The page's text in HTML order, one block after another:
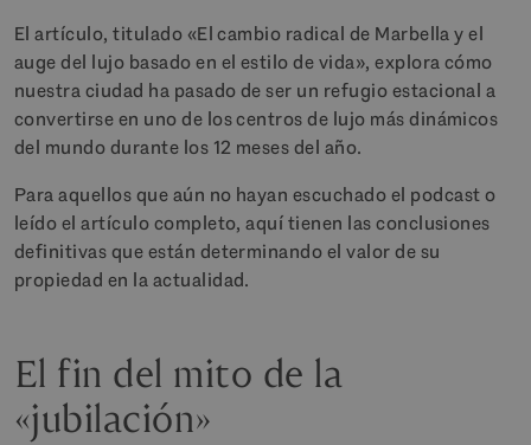
El artículo, titulado «El cambio radical de Marbella y el
auge del lujo basado en el estilo de vida», explora cómo
nuestra ciudad ha pasado de ser un refugio estacional a
convertirse en uno de los centros de lujo más dinámicos
del mundo durante los 12 meses del año.
Para aquellos que aún no hayan escuchado el podcast o
leído el artículo completo, aquí tienen las conclusiones
definitivas que están determinando el valor de su
propiedad en la actualidad.
El fin del mito de la
«jubilación»